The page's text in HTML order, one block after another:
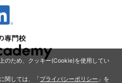
のため、クッキー(Cookie)を使用してい
関しては、「プライバシーポリシー 」を